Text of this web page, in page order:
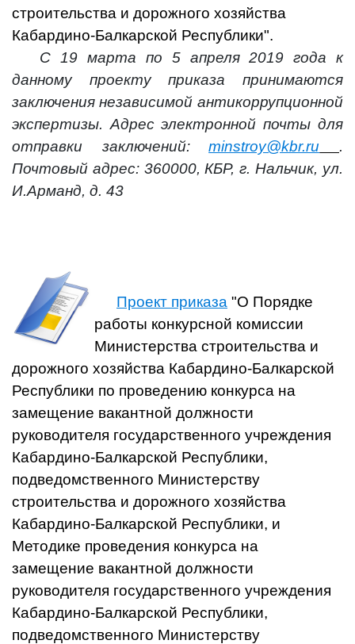
строительства и дорожного хозяйства
Кабардино-Балкарской Республики".
С 19 марта по 5 апреля 2019 года к
данному проекту приказа принимаются
заключения независимой антикоррупционной
экспертизы. Адрес электронной почты для
отправки заключений:
minstroy@kbr.ru
.
Почтовый адрес: 360000, КБР, г. Нальчик, ул.
И.Арманд, д. 43
Проект приказа "О Порядке
работы конкурсной комиссии
Министерства строительства и
дорожного хозяйства Кабардино-Балкарской
Республики по проведению конкурса на
замещение вакантной должности
руководителя государственного учреждения
Кабардино-Балкарской Республики,
подведомственного Министерству
строительства и дорожного хозяйства
Кабардино-Балкарской Республики, и
Методике проведения конкурса на
замещение вакантной должности
руководителя государственного учреждения
Кабардино-Балкарской Республики,
подведомственного Министерству